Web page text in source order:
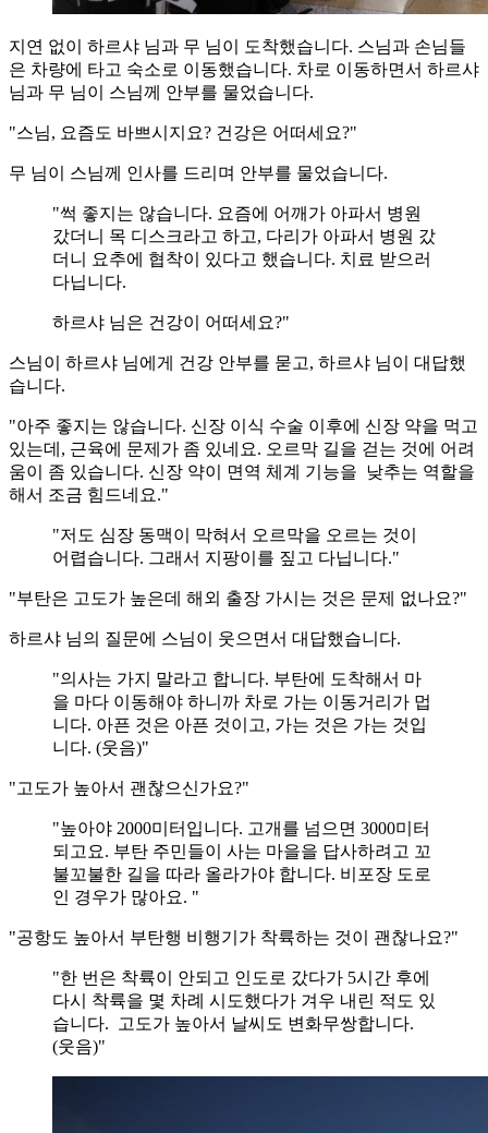
지연 없이 하르샤 님과 무 님이 도착했습니다. 스님과 손님들
은 차량에 타고 숙소로 이동했습니다. 차로 이동하면서 하르샤
님과 무 님이 스님께 안부를 물었습니다.
"스님, 요즘도 바쁘시지요? 건강은 어떠세요?"
무 님이 스님께 인사를 드리며 안부를 물었습니다.
"썩 좋지는 않습니다. 요즘에 어깨가 아파서 병원
갔더니 목 디스크라고 하고, 다리가 아파서 병원 갔
더니 요추에 협착이 있다고 했습니다. 치료 받으러
다닙니다.
하르샤 님은 건강이 어떠세요?"
스님이 하르샤 님에게 건강 안부를 묻고, 하르샤 님이 대답했
습니다.
"아주 좋지는 않습니다. 신장 이식 수술 이후에 신장 약을 먹고
있는데, 근육에 문제가 좀 있네요. 오르막 길을 걷는 것에 어려
움이 좀 있습니다. 신장 약이 면역 체계 기능을 낮추는 역할을
해서 조금 힘드네요."
"저도 심장 동맥이 막혀서 오르막을 오르는 것이
어렵습니다. 그래서 지팡이를 짚고 다닙니다."
"부탄은 고도가 높은데 해외 출장 가시는 것은 문제 없나요?"
하르샤 님의 질문에 스님이 웃으면서 대답했습니다.
"의사는 가지 말라고 합니다. 부탄에 도착해서 마
을 마다 이동해야 하니까 차로 가는 이동거리가 멉
니다. 아픈 것은 아픈 것이고, 가는 것은 가는 것입
니다. (웃음)"
"고도가 높아서 괜찮으신가요?"
"높아야 2000미터입니다. 고개를 넘으면 3000미터
되고요. 부탄 주민들이 사는 마을을 답사하려고 꼬
불꼬불한 길을 따라 올라가야 합니다. 비포장 도로
인 경우가 많아요. "
"공항도 높아서 부탄행 비행기가 착륙하는 것이 괜찮나요?"
"한 번은 착륙이 안되고 인도로 갔다가 5시간 후에
다시 착륙을 몇 차례 시도했다가 겨우 내린 적도 있
습니다. 고도가 높아서 날씨도 변화무쌍합니다.
(웃음)"